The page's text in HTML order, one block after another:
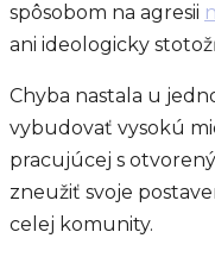
spôsobom na agresii
ani ideologicky
Chyba nastala u
vybudovať vysokú
pracujúcej s
zneužiť svoje
celej komunity.